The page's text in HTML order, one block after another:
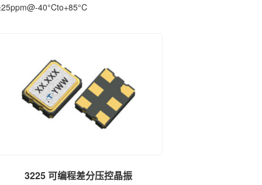
40°Cto+85°C
3225 可编程差分压控晶振